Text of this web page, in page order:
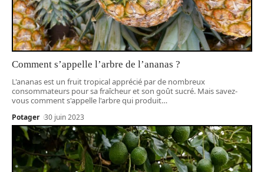
Comment s’appelle l’arbre de l’ananas ?
L'ananas est un fruit tropical apprécié par de nombreux
consommateurs pour sa fraîcheur et son goût sucré. Mais savez-
vous comment s'appelle l'arbre qui produit…
Potager 30 juin 2023